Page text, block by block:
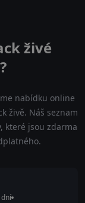
živé
nabídku online
živě. Náš seznam
které jsou zdarma